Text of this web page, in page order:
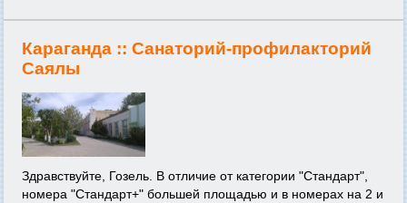
Караганда :: Cанаторий-профилакторий
Саялы
Здравствуйте, Гозель. В отличие от категории "Стандарт",
номера "Стандарт+" большей площадью и в номерах на 2 и